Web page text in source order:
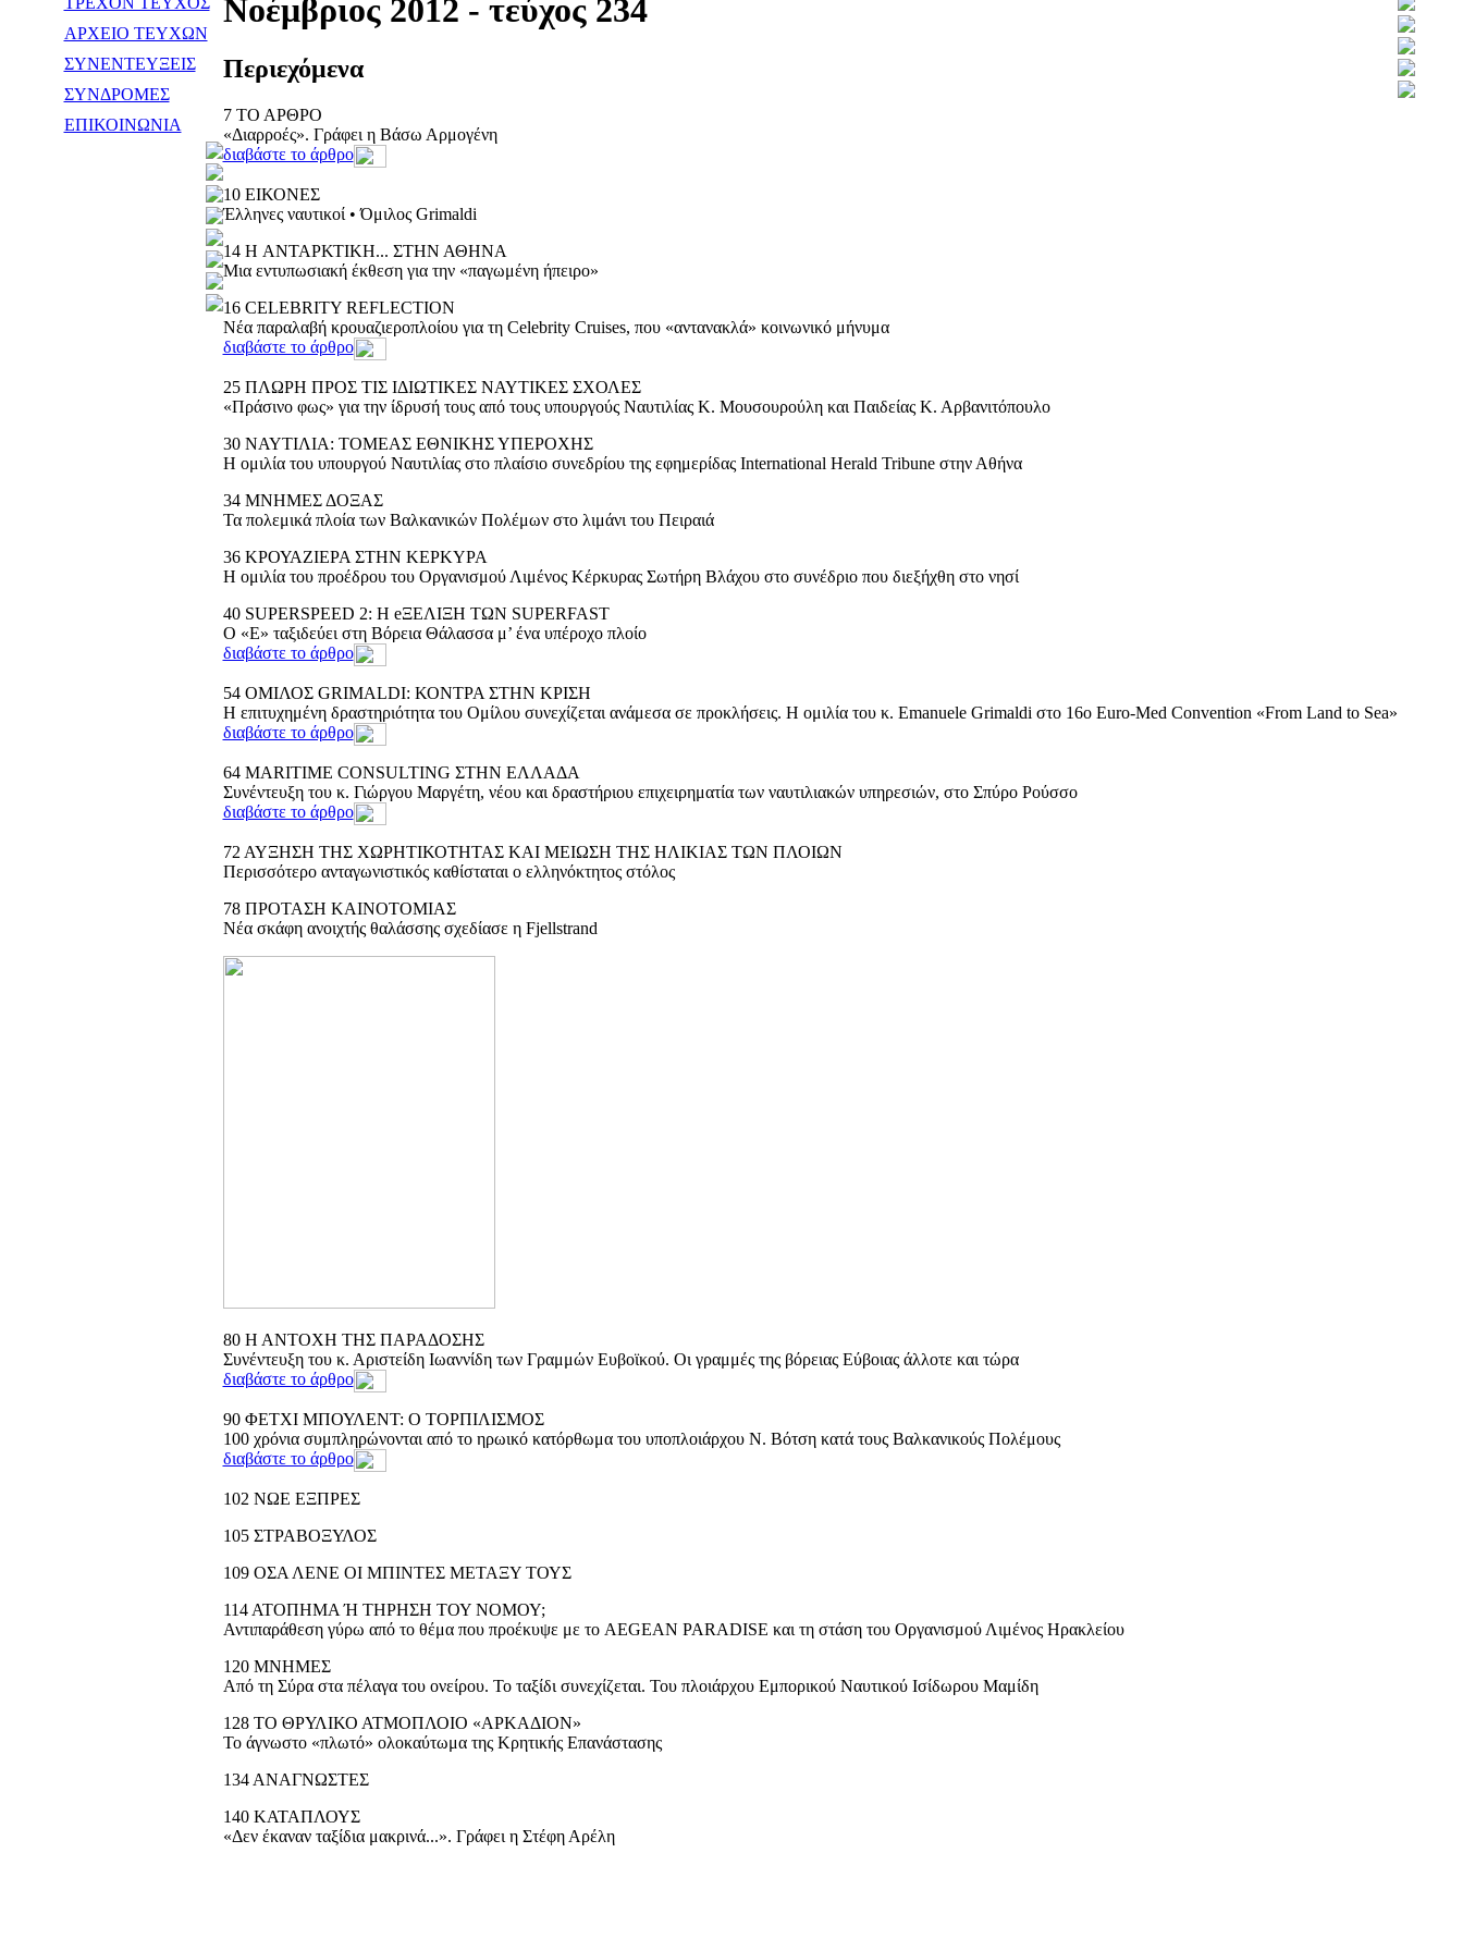
ΑΡΧΕΙΟ ΤΕΥΧΩΝ
ΣΥΝΕΝΤΕΥΞΕΙΣ
ΣΥΝΔΡΟΜΕΣ
ΕΠΙΚΟΙΝΩΝΙΑ
Νοέμβριος 2012 - τεύχος 234
Περιεχόμενα
7 ΤΟ ΑΡΘΡΟ
«Διαρροές». Γράφει η Βάσω Αρμογένη
διαβάστε το άρθρο
10 ΕΙΚΟΝΕΣ
Έλληνες ναυτικοί • Όμιλος Grimaldi
14 H ΑΝΤΑΡΚΤΙΚΗ... ΣΤΗΝ ΑΘΗΝΑ
Μια εντυπωσιακή έκθεση για την «παγωμένη ήπειρο»
16 CELEBRITY REFLECTION
Νέα παραλαβή κρουαζιεροπλοίου για τη Celebrity Cruises, που «αντανακλά» κοινωνικό μήνυμα
διαβάστε το άρθρο
25 ΠΛΩΡΗ ΠΡΟΣ ΤΙΣ ΙΔΙΩΤΙΚΕΣ ΝΑΥΤΙΚΕΣ ΣΧΟΛΕΣ
«Πράσινο φως» για την ίδρυσή τους από τους υπουργούς Ναυτιλίας Κ. Μουσουρούλη και Παιδείας Κ. Αρβανιτόπουλο
30 ΝΑΥΤΙΛΙΑ: ΤΟΜΕΑΣ ΕΘΝΙΚΗΣ ΥΠΕΡΟΧΗΣ
Η ομιλία του υπουργού Ναυτιλίας στο πλαίσιο συνεδρίου της εφημερίδας International Herald Tribune στην Αθήνα
34 ΜΝΗΜΕΣ ΔΟΞΑΣ
Τα πολεμικά πλοία των Βαλκανικών Πολέμων στο λιμάνι του Πειραιά
36 ΚΡΟΥΑΖΙΕΡΑ ΣΤΗΝ ΚΕΡΚΥΡΑ
Η ομιλία του προέδρου του Οργανισμού Λιμένος Κέρκυρας Σωτήρη Βλάχου στο συνέδριο που διεξήχθη στο νησί
40 SUPERSPEED 2: H eΞΕΛΙΞΗ ΤΩΝ SUPERFAST
Ο «Ε» ταξιδεύει στη Βόρεια Θάλασσα μ’ ένα υπέροχο πλοίο
διαβάστε το άρθρο
54 ΟΜΙΛΟΣ GRIMALDI: ΚΟΝΤΡΑ ΣΤΗΝ ΚΡΙΣΗ
Η επιτυχημένη δραστηριότητα του Ομίλου συνεχίζεται ανάμεσα σε προκλήσεις. Η ομιλία του κ. Emanuele Grimaldi στο 16ο Euro-Med Convention «From Land to Sea»
διαβάστε το άρθρο
64 MARITIME CONSULTING ΣΤΗΝ ΕΛΛΑΔΑ
Συνέντευξη του κ. Γιώργου Μαργέτη, νέου και δραστήριου επιχειρηματία των ναυτιλιακών υπηρεσιών, στο Σπύρο Ρούσσο
διαβάστε το άρθρο
72 ΑΥΞΗΣΗ ΤΗΣ ΧΩΡΗΤΙΚΟΤΗΤΑΣ ΚΑΙ ΜΕΙΩΣΗ ΤΗΣ ΗΛΙΚΙΑΣ ΤΩΝ ΠΛΟΙΩΝ
Περισσότερο ανταγωνιστικός καθίσταται ο ελληνόκτητος στόλος
78 ΠΡΟΤΑΣΗ ΚΑΙΝΟΤΟΜΙΑΣ
Νέα σκάφη ανοιχτής θαλάσσης σχεδίασε η Fjellstrand
80 H ANTOXH THΣ ΠΑΡΑΔΟΣΗΣ
Συνέντευξη του κ. Αριστείδη Ιωαννίδη των Γραμμών Ευβοϊκού. Οι γραμμές της βόρειας Εύβοιας άλλοτε και τώρα
διαβάστε το άρθρο
90 ΦΕΤΧΙ ΜΠΟΥΛΕΝΤ: Ο ΤΟΡΠΙΛΙΣΜΟΣ
100 χρόνια συμπληρώνονται από το ηρωικό κατόρθωμα του υποπλοιάρχου Ν. Βότση κατά τους Βαλκανικούς Πολέμους
διαβάστε το άρθρο
102 ΝΩΕ ΕΞΠΡΕΣ
105 ΣΤΡΑΒΟΞΥΛΟΣ
109 ΟΣΑ ΛΕΝΕ ΟΙ ΜΠΙΝΤΕΣ ΜΕΤΑΞΥ ΤΟΥΣ
114 ΑΤΟΠΗΜΑ Ή ΤΗΡΗΣΗ ΤΟΥ ΝΟΜΟΥ;
Αντιπαράθεση γύρω από το θέμα που προέκυψε με το AEGEAN PARADISE και τη στάση του Οργανισμού Λιμένος Ηρακλείου
120 ΜΝΗΜΕΣ
Από τη Σύρα στα πέλαγα του ονείρου. Το ταξίδι συνεχίζεται. Του πλοιάρχου Εμπορικού Ναυτικού Ισίδωρου Μαμίδη
128 ΤΟ ΘΡΥΛΙΚΟ ΑΤΜΟΠΛΟΙΟ «ΑΡΚΑΔΙΟΝ»
Το άγνωστο «πλωτό» ολοκαύτωμα της Κρητικής Επανάστασης
134 ΑΝΑΓΝΩΣΤΕΣ
140 ΚΑΤΑΠΛΟΥΣ
«Δεν έκαναν ταξίδια μακρινά...». Γράφει η Στέφη Αρέλη